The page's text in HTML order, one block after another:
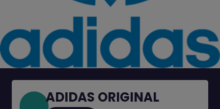
ADIDAS ORIGINAL